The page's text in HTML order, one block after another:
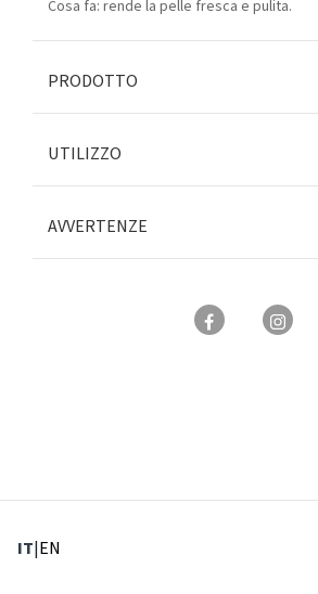
Cosa fa: rende la pelle fresca e pulita.
PRODOTTO
UTILIZZO
AVVERTENZE
IT: Lingua corrente
|EN